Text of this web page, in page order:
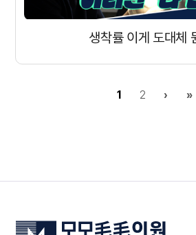
생착률 이게 도대체
1 2 › »